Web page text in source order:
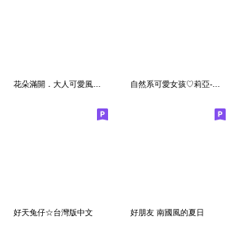
好天兔仔☆台灣版中文 好朋友 南國風的夏日